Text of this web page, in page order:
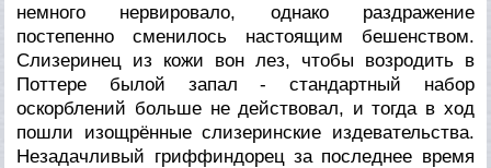
немного нервировало, однако раздражение
постепенно сменилось настоящим бешенством.
Слизеринец из кожи вон лез, чтобы возродить в
Поттере былой запал - стандартный набор
оскорблений больше не действовал, и тогда в ход
пошли изощрённые слизеринские издевательства.
Незадачливый гриффиндорец за последнее время